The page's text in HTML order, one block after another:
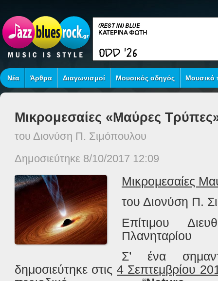
Νέα Άρθρα Διαγωνισμοί Μουσικός οδηγός Μουσικό
Μικρομεσαίες «Μαύρες
του Διονύση Π. Σιμόπουλου
Δημοσιεύτηκε 8/10/2017 12:09
Μικρομεσαίες
του Διονύση Π.
Επίτιμου
Πλανηταρίου
Σ’ ένα
δημοσιεύτηκε στις 4 Σεπτεμβρίου